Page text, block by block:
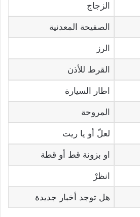
الزجاج
الصفيحة المعدنية
الرز
القرط للأذن
اطار السيارة
المروحة
لعلّ أو يا ريت
او بزونة قط أو قطة
انظرْ
هل توجد أخبار جديدة